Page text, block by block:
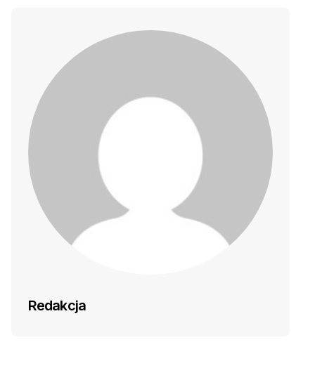
Redakcja